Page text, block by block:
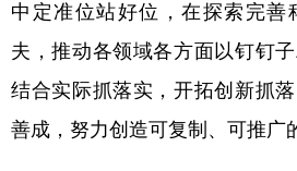
中定准位站好位，在探索完善
夫，推动各领域各方面以钉钉
结合实际抓落实，开拓创新抓
善成，努力创造可复制、可推广